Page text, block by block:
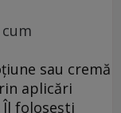
sau cremă
aplicări
Îl folosești